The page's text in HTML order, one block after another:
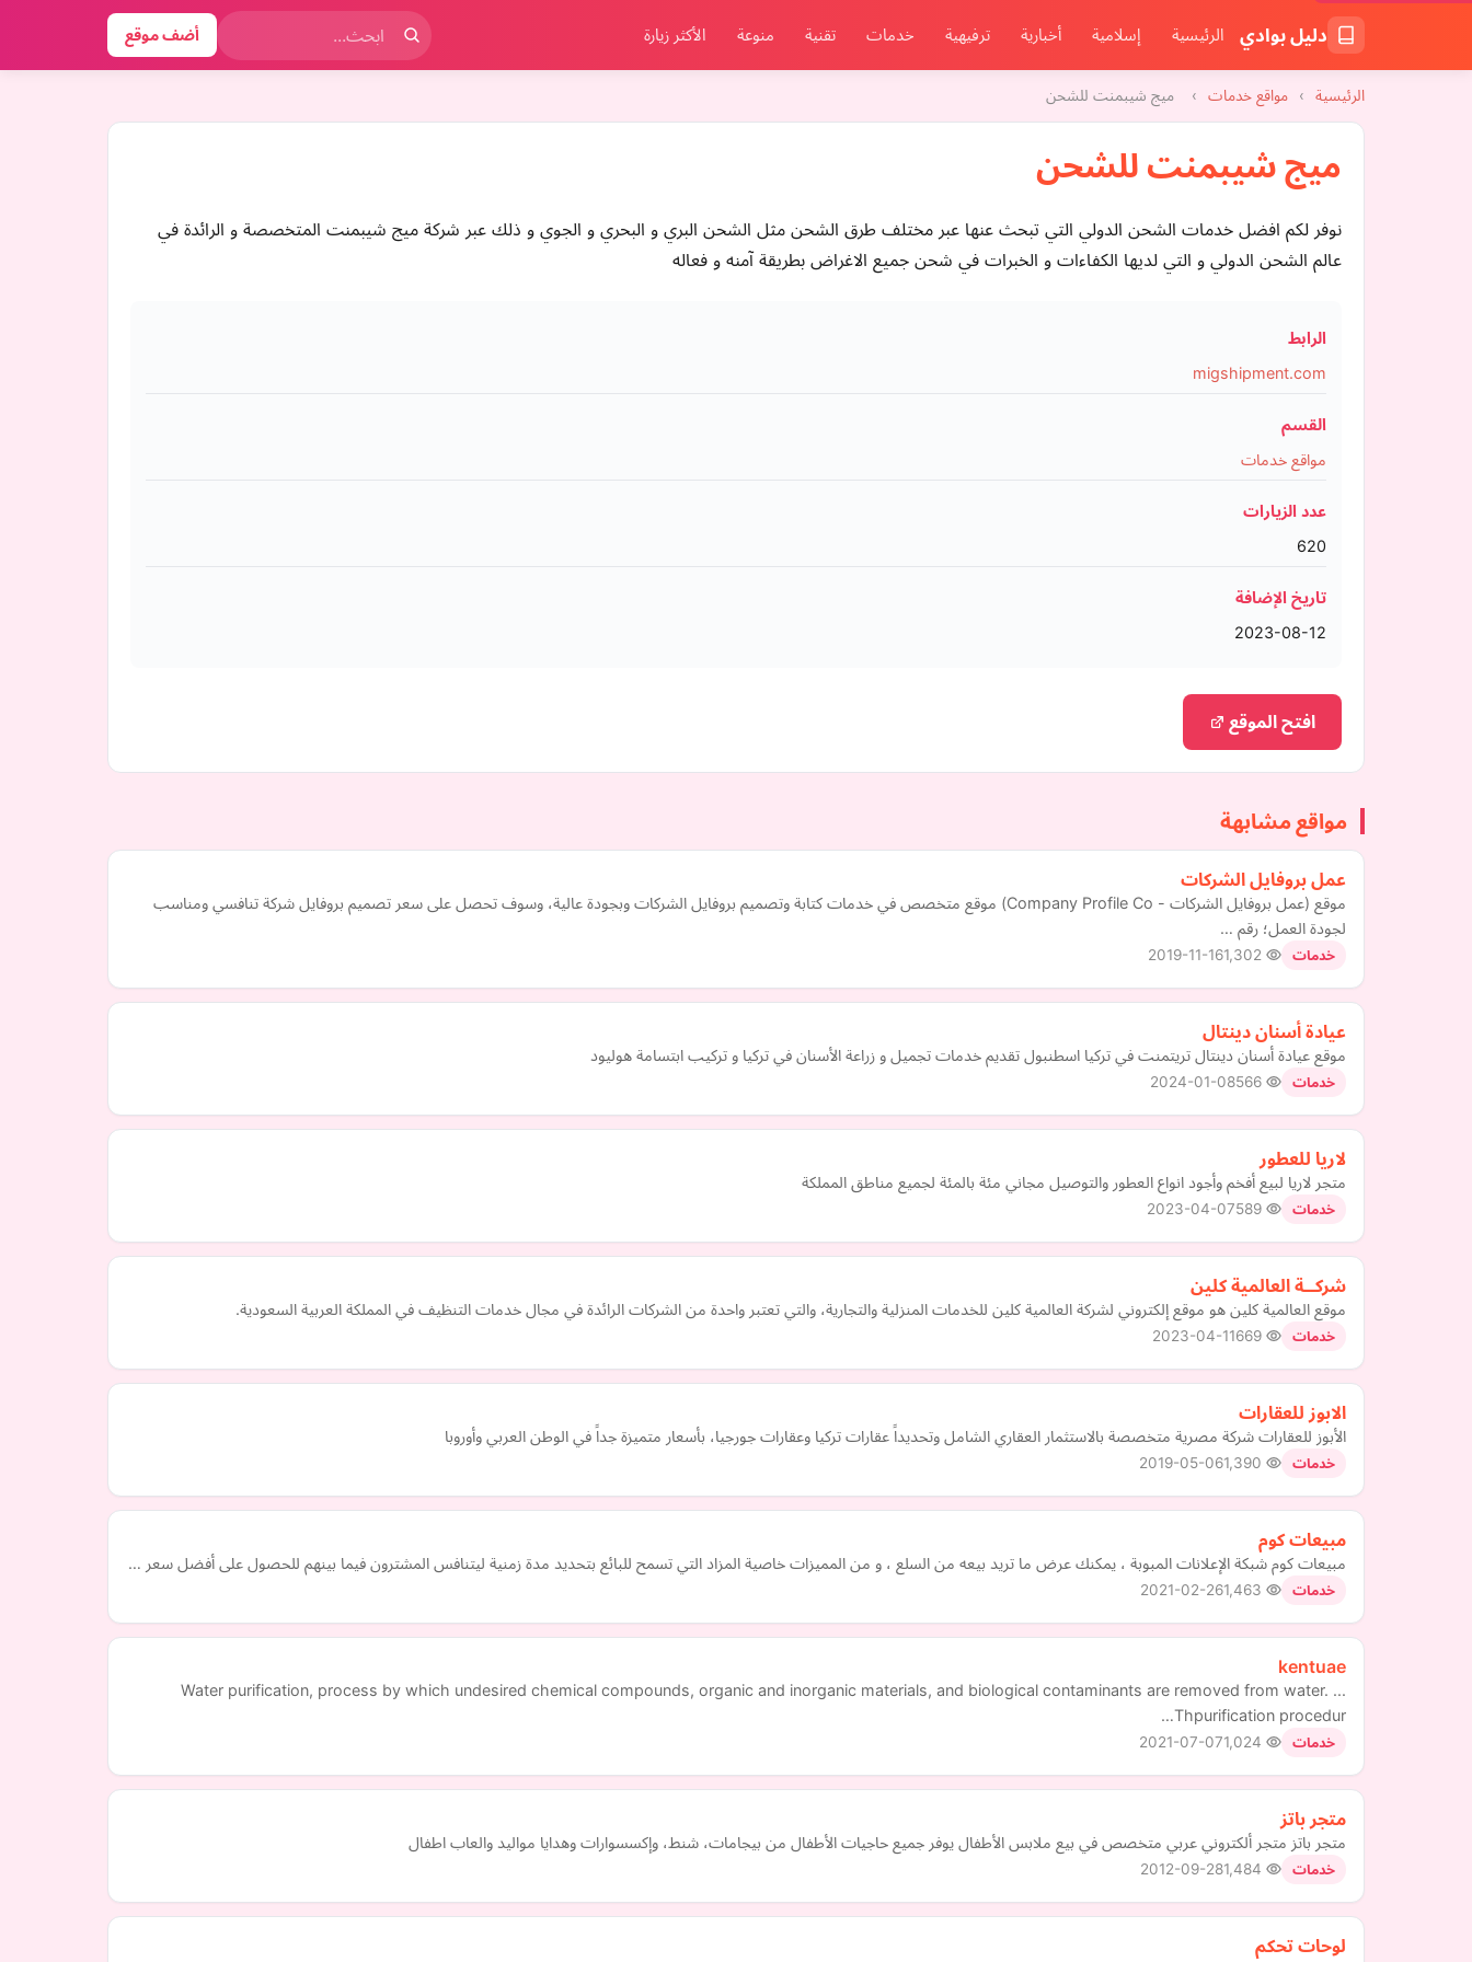
دليل بوادي الرئيسية إسلامية أخبارية ترفيهية خدمات تقنية منوعة الأكثر زيارة أضف موقع
الرئيسية › مواقع خدمات › ميج شيبمنت للشحن
ميج شيبمنت للشحن
نوفر لكم افضل خدمات الشحن الدولي التي تبحث عنها عبر مختلف طرق الشحن مثل الشحن البري و البحري و الجوي و ذلك عبر شركة ميج شيبمنت المتخصصة و الرائدة في
عالم الشحن الدولي و التي لديها الكفاءات و الخبرات في شحن جميع الاغراض بطريقة آمنه و فعاله
الرابط
migshipment.com
القسم
مواقع خدمات
عدد الزيارات
620
تاريخ الإضافة
2023-08-12
افتح الموقع
مواقع مشابهة
عمل بروفايل الشركات
موقع (عمل بروفايل الشركات - Company Profile Co) موقع متخصص في خدمات كتابة وتصميم بروفايل الشركات وبجودة عالية، وسوف تحصل على سعر تصميم بروفايل شركة تنافسي ومناسب
لجودة العمل؛ رقم …
خدمات 2019-11-16
عيادة أسنان دينتال
موقع عيادة أسنان دينتال تريتمنت في تركيا اسطنبول تقديم خدمات تجميل و زراعة الأسنان في تركيا و تركيب ابتسامة هوليود
خدمات 2024-01-08
لاريا للعطور
متجر لاريا لبيع أفخم وأجود انواع العطور والتوصيل مجاني مئة بالمئة لجميع مناطق المملكة
خدمات 2023-04-07
شركــة العالمية كلين
موقع العالمية كلين هو موقع إلكتروني لشركة العالمية كلين للخدمات المنزلية والتجارية، والتي تعتبر واحدة من الشركات الرائدة في مجال خدمات التنظيف في المملكة العربية السعودية.
خدمات 2023-04-11
الابوز للعقارات
الأبوز للعقارات شركة مصرية متخصصة بالاستثمار العقاري الشامل وتحديداً عقارات تركيا وعقارات جورجيا، بأسعار متميزة جداً في الوطن العربي وأوروبا
خدمات 2019-05-06
مبيعات كوم
مبيعات كوم شبكة الإعلانات المبوبة ، يمكنك عرض ما تريد بيعه من السلع ، و من المميزات خاصية المزاد التي تسمح للبائع بتحديد مدة زمنية ليتنافس المشترون فيما بينهم للحصول على أفضل سعر …
خدمات 2021-02-26
kentuae
Water purification, process by which undesired chemical compounds, organic and inorganic materials, and biological contaminants are removed from water. ...
Thpurification procedur…
خدمات 2021-07-07
متجر باتز
متجر باتز متجر ألكتروني عربي متخصص في بيع ملابس الأطفال يوفر جميع حاجيات الأطفال من بيجامات، شنط، وإكسسوارات وهدايا مواليد والعاب اطفال
خدمات 2012-09-28
لوحات تحكم